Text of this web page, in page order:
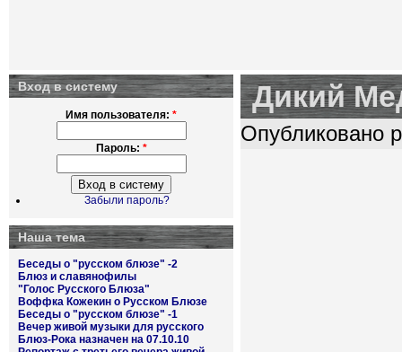
Вход в систему
Имя пользователя: *
Пароль: *
Забыли пароль?
Наша тема
Беседы о "русском блюзе" -2
Блюз и славянофилы
"Голос Русского Блюза"
Воффка Кожекин о Русском Блюзе
Беседы о "русском блюзе" -1
Вечер живой музыки для русского
Блюз-Рока назначен на 07.10.10
Дикий
Опубликовано